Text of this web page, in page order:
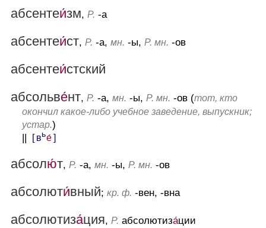
абсентеи́зм, Р. -а
абсентеи́ст, Р. -а, мн. -ы, Р. мн. -ов
абсентеи́стский
абсольве́нт, Р. -а, мн. -ы, Р. мн. -ов (тот, кто
окончил какое-либо учебное заведение, выпускник;
устар.)
[ вье́]
абсолю́т, Р. -а, мн. -ы, Р. мн. -ов
абсолюти́вный; кр. ф. -вен, -вна
абсолютиза́ция, Р. абсолютиза́ции